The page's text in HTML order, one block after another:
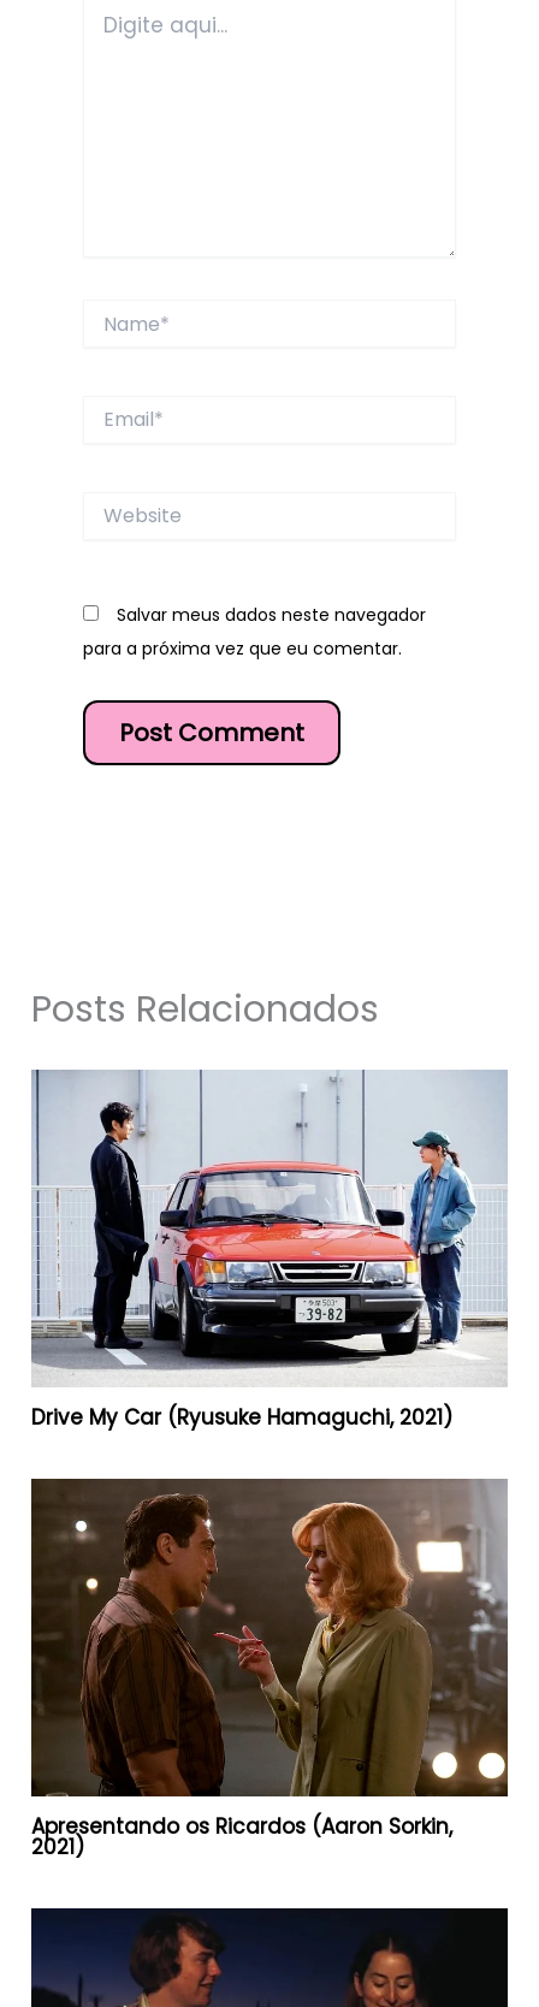
aqui...
Website
Salvar meus dados neste navegador
para a próxima vez que eu comentar.
Posts Relacionados
Drive My Car (Ryusuke Hamaguchi, 2021)
Apresentando os Ricardos (Aaron Sorkin,
2021)